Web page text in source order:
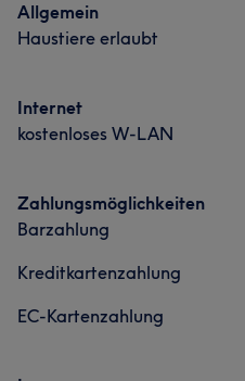
Friseur
Allgemein
Haustiere erlaubt
Internet
kostenloses W-LAN
Zahlungsmöglichkeiten
Barzahlung
Kreditkartenzahlung
EC-Kartenzahlung